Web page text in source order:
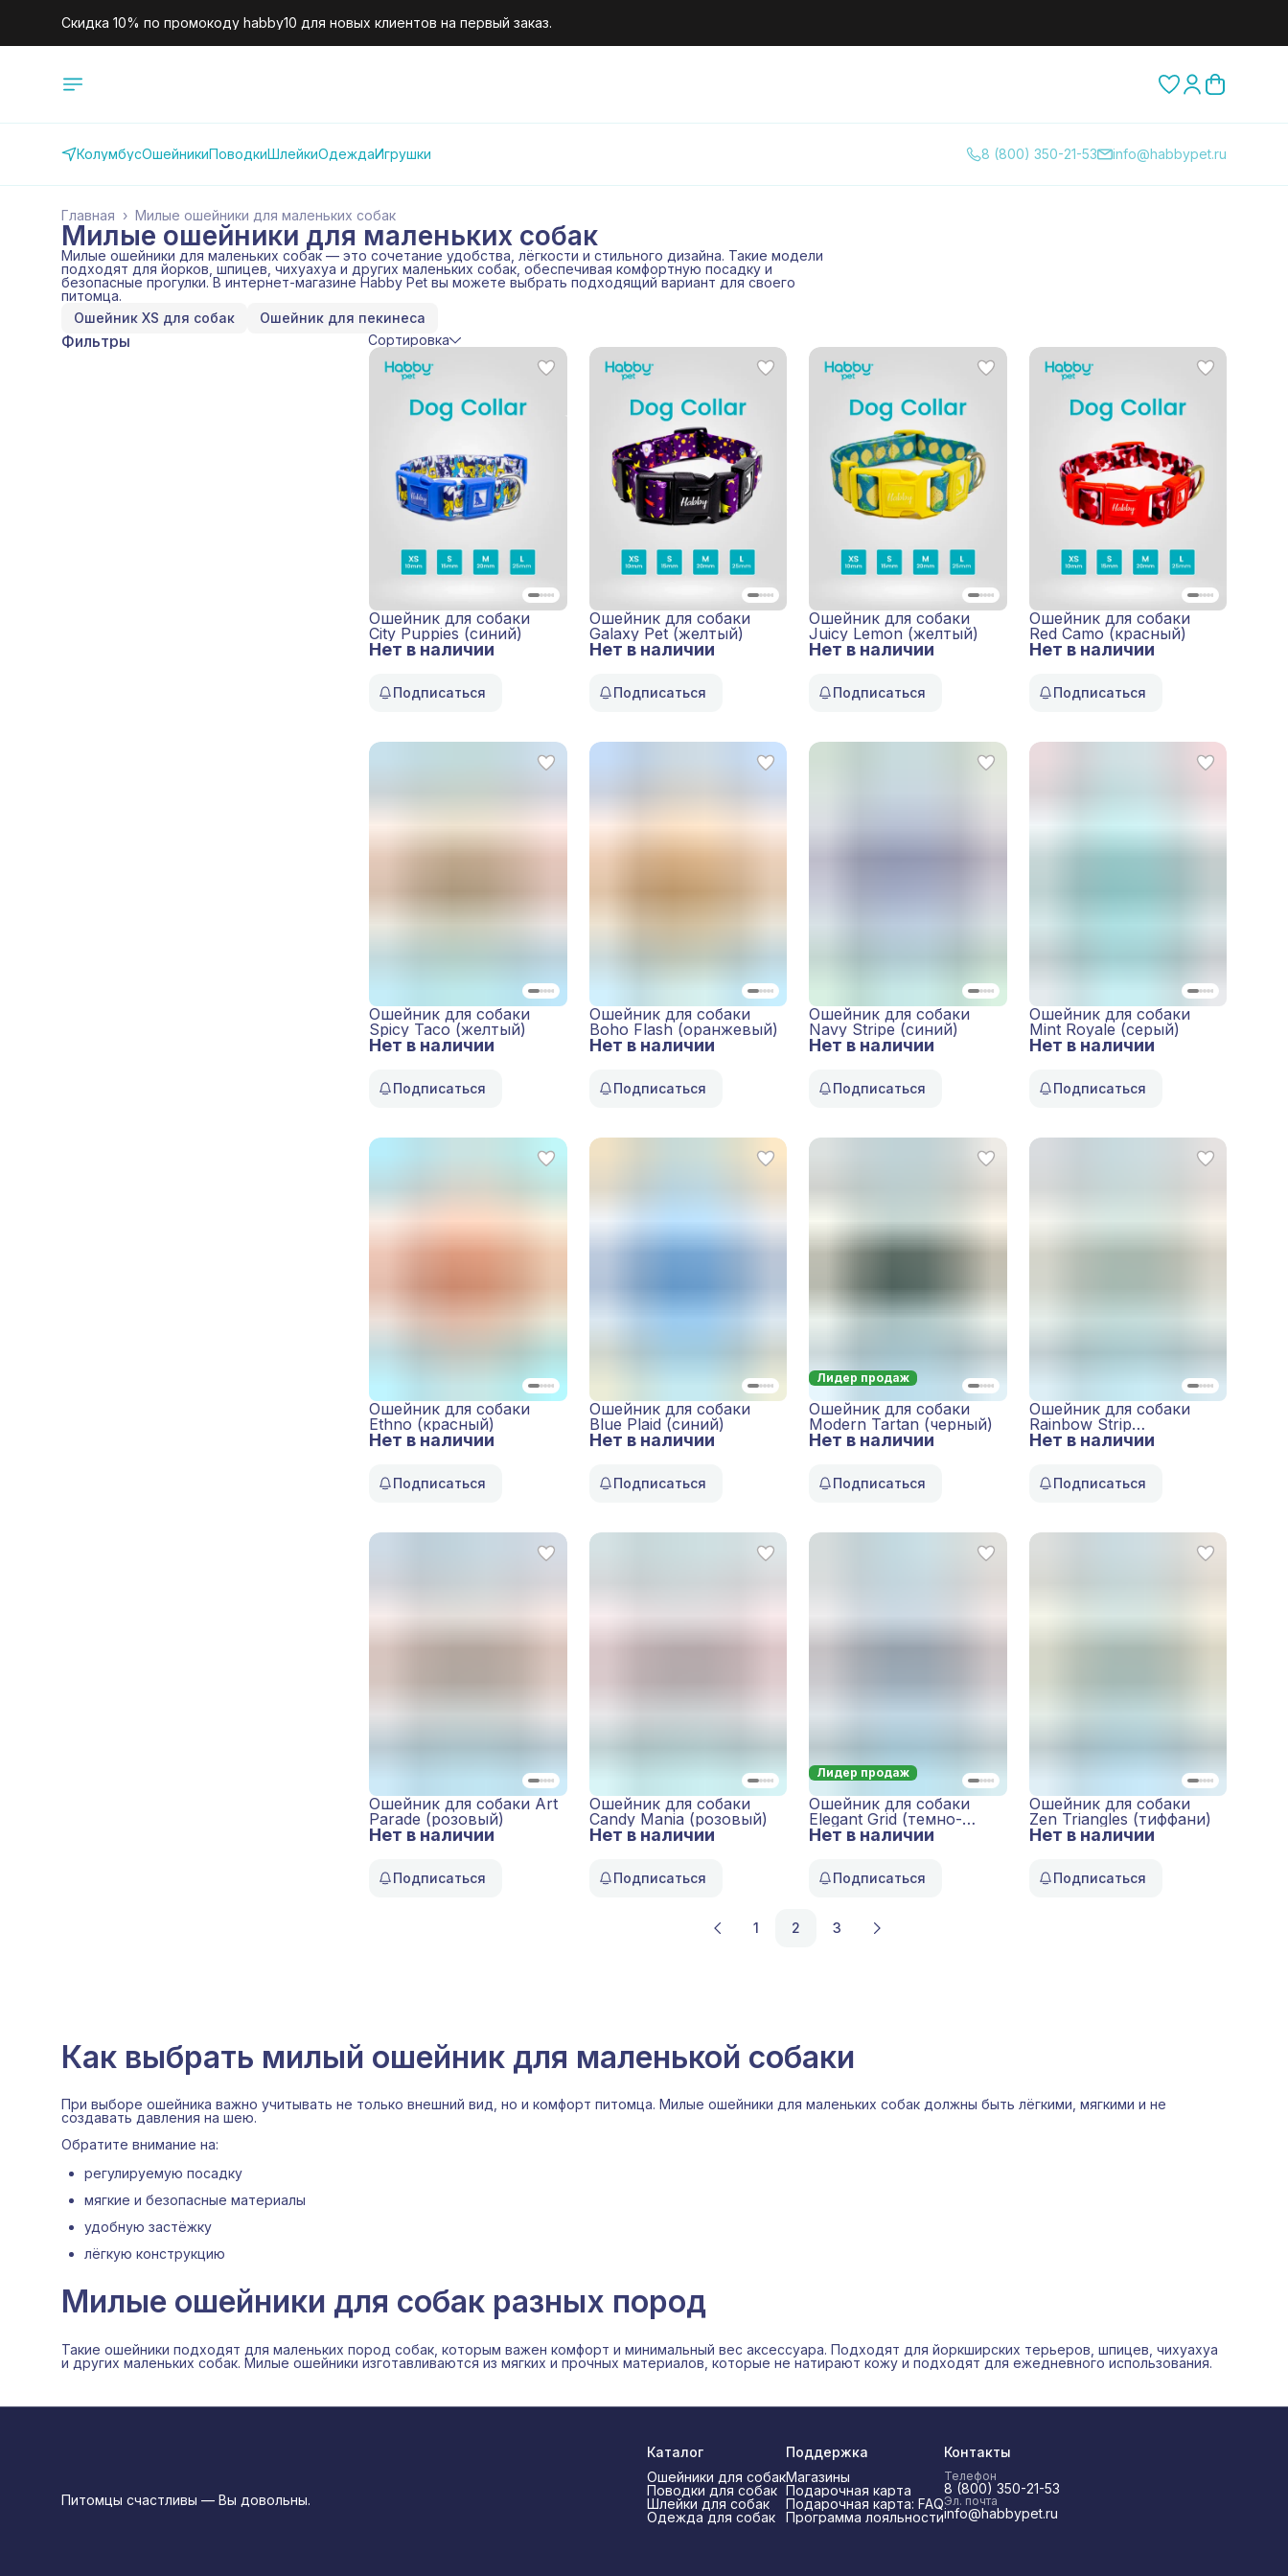
Скидка 10% по промокоду habby10 для новых клиентов на первый заказ.
КолумбусОшейникиПоводкиШлейкиОдеждаИгрушки 8 (800) 350-21-53 info@habbypet.ru
Милые ошейники для маленьких собак
Главная ›
Милые ошейники для маленьких собак
Милые ошейники для маленьких собак — это сочетание удобства, лёгкости и стильного дизайна. Такие модели
подходят для йорков, шпицев, чихуахуа и других маленьких собак, обеспечивая комфортную посадку и
безопасные прогулки. В интернет-магазине Habby Pet вы можете выбрать подходящий вариант для своего
питомца.
Ошейник XS для собак
Ошейник для пекинеса
Фильтры Сортировка
Нет в наличии
Ошейник для собаки
City Puppies (синий)
Подписаться
Нет в наличии
Ошейник для собаки
Galaxy Pet (желтый)
Подписаться
Нет в наличии
Ошейник для собаки
Juicy Lemon (желтый)
Подписаться
Нет в наличии
Ошейник для собаки
Red Camo (красный)
Подписаться
Нет в наличии
Ошейник для собаки
Spicy Taco (желтый)
Подписаться
Нет в наличии
Ошейник для собаки
Boho Flash (оранжевый)
Подписаться
Нет в наличии
Ошейник для собаки
Navy Stripe (синий)
Подписаться
Нет в наличии
Ошейник для собаки
Mint Royale (серый)
Подписаться
Нет в наличии
Ошейник для собаки
Ethno (красный)
Подписаться
Нет в наличии
Ошейник для собаки
Blue Plaid (синий)
Подписаться
Лидер продаж
Нет в наличии
Ошейник для собаки
Modern Tartan (черный)
Подписаться
Нет в наличии
Ошейник для собаки
Rainbow Strip
(бирюзовый)
Подписаться
Нет в наличии
Ошейник для собаки Art
Parade (розовый)
Подписаться
Нет в наличии
Ошейник для собаки
Candy Mania (розовый)
Подписаться
Лидер продаж
Нет в наличии
Ошейник для собаки
Elegant Grid (темно-
синий)
Подписаться
Нет в наличии
Ошейник для собаки
Zen Triangles (тиффани)
Подписаться
1 2 3
Как выбрать милый ошейник для маленькой собаки
При выборе ошейника важно учитывать не только внешний вид, но и комфорт питомца. Милые ошейники для маленьких собак должны быть лёгкими, мягкими и не
создавать давления на шею.
Обратите внимание на:
регулируемую посадку
мягкие и безопасные материалы
удобную застёжку
лёгкую конструкцию
Милые ошейники для собак разных пород
Такие ошейники подходят для маленьких пород собак, которым важен комфорт и минимальный вес аксессуара. Подходят для йоркширских терьеров, шпицев, чихуахуа
и других маленьких собак. Милые ошейники изготавливаются из мягких и прочных материалов, которые не натирают кожу и подходят для ежедневного использования.
Питомцы счастливы — Вы довольны.
Каталог
Ошейники для собак
Поводки для собак
Шлейки для собак
Одежда для собак
Поддержка
Магазины
Подарочная карта
Подарочная карта: FAQ
Программа лояльности
Контакты
Телефон
8 (800) 350-21-53
Эл. почта
info@habbypet.ru